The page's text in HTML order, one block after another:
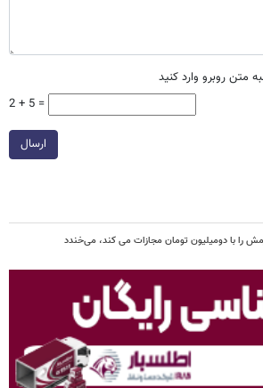
متن روبرو وارد کنید
2 + 5 =
ارسال
را با دومیلیون تومان مجازات می کند، می‌خندد